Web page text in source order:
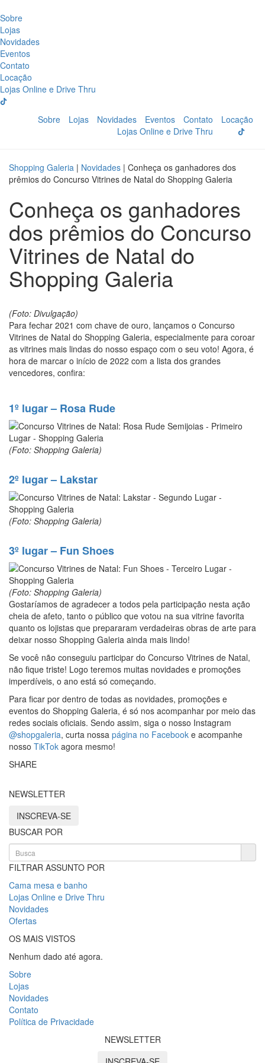
Sobre
Lojas
Novidades
Eventos
Contato
Locação
Lojas Online e Drive Thru
Sobre Lojas Novidades Eventos Contato
Locação
Lojas Online e Drive Thru
Shopping Galeria | Novidades | Conheça os ganhadores dos
prêmios do Concurso Vitrines de Natal do Shopping Galeria
Conheça os ganhadores
dos prêmios do Concurso
Vitrines de Natal do
Shopping Galeria
(Foto: Divulgação)
Para fechar 2021 com chave de ouro, lançamos o Concurso
Vitrines de Natal do Shopping Galeria, especialmente para coroar
as vitrines mais lindas do nosso espaço com o seu voto! Agora, é
hora de marcar o início de 2022 com a lista dos grandes
vencedores, confira:
1º lugar – Rosa Rude
(Foto: Shopping Galeria)
2º lugar – Lakstar
(Foto: Shopping Galeria)
3º lugar – Fun Shoes
(Foto: Shopping Galeria)
Gostaríamos de agradecer a todos pela participação nesta ação
cheia de afeto, tanto o público que votou na sua vitrine favorita
quanto os lojistas que prepararam verdadeiras obras de arte para
deixar nosso Shopping Galeria ainda mais lindo!
Se você não conseguiu participar do Concurso Vitrines de Natal,
não fique triste! Logo teremos muitas novidades e promoções
imperdíveis, o ano está só começando.
Para ficar por dentro de todas as novidades, promoções e
eventos do Shopping Galeria, é só nos acompanhar por meio das
redes sociais oficiais. Sendo assim, siga o nosso Instagram
@shopgaleria, curta nossa página no Facebook e acompanhe
nosso TikTok agora mesmo!
SHARE
NEWSLETTER
INSCREVA-SE
BUSCAR POR
FILTRAR ASSUNTO POR
Cama mesa e banho
Lojas Online e Drive Thru
Novidades
Ofertas
OS MAIS VISTOS
Nenhum dado até agora.
Sobre
Lojas
Novidades
Contato
Política de Privacidade
NEWSLETTER